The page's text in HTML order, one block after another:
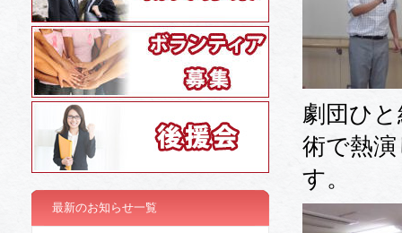
劇団ひ
術で熱
す。
最新のお知らせ一覧